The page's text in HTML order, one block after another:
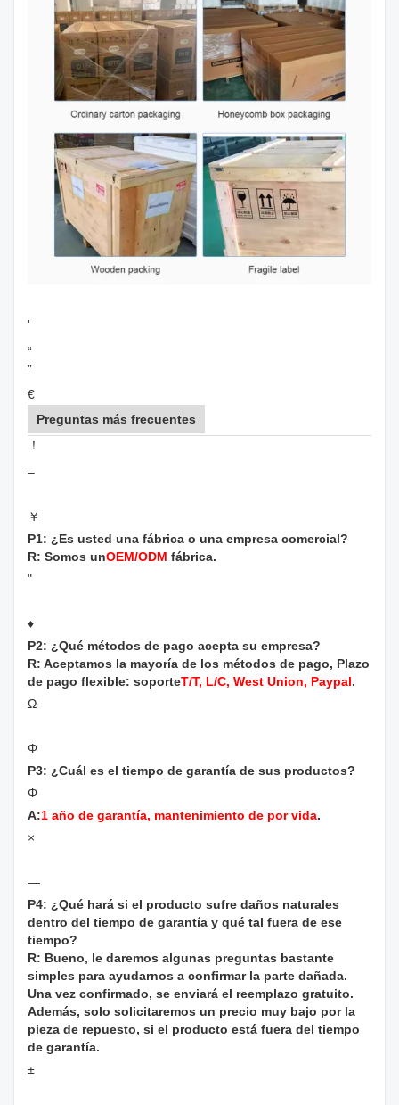
'
“
”
€
Preguntas más frecuentes
！
–
￥
P1: ¿Es usted una fábrica o una empresa comercial?
R: Somos unOEM/ODM fábrica.
"
♦
P2: ¿Qué métodos de pago acepta su empresa?
R: Aceptamos la mayoría de los métodos de pago, Plazo
de pago flexible: soporteT/T, L/C, West Union, Paypal.
Ω
Φ
P3: ¿Cuál es el tiempo de garantía de sus productos?
Φ
A:1 año de garantía, mantenimiento de por vida.
×
—
P4: ¿Qué hará si el producto sufre daños naturales
dentro del tiempo de garantía y qué tal fuera de ese
tiempo?
R: Bueno, le daremos algunas preguntas bastante
simples para ayudarnos a confirmar la parte dañada.
Una vez confirmado, se enviará el reemplazo gratuito.
Además, solo solicitaremos un precio muy bajo por la
pieza de repuesto, si el producto está fuera del tiempo
de garantía.
±